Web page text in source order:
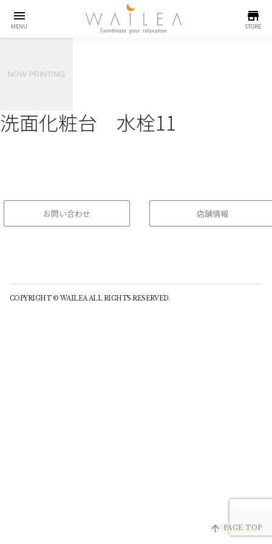
menu
MENU
store
STORE
洗面化粧台 水栓11
お問い合わせ 店舗情報
arrow_upward PAGE TOP
COPYRIGHT © WAILEA ALL RIGHTS RESERVED.